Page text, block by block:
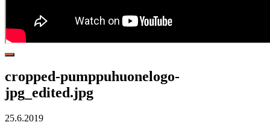
Hide
Content
cropped-pumppuhuonelogo-
jpg_edited.jpg
25.6.2019